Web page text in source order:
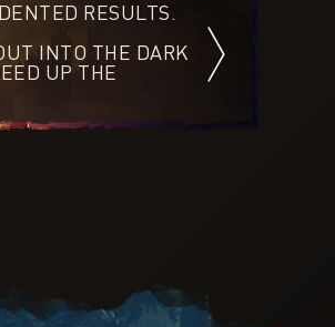
RESULTS.
INTO THE DARK
UP THE